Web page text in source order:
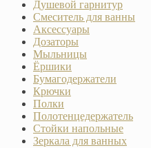
Душевой гарнитур
Смеситель для ванны
Аксессуары
Дозаторы
Мыльницы
Ёршики
Бумагодержатели
Крючки
Полки
Полотенцедержатель
Стойки напольные
Зеркала для ванных